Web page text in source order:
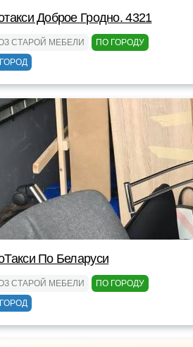
Доброе Гродно. 4321
СТАРОЙ МЕБЕЛИ
ПО ГОРОДУ
По Беларуси
СТАРОЙ МЕБЕЛИ
ПО ГОРОДУ